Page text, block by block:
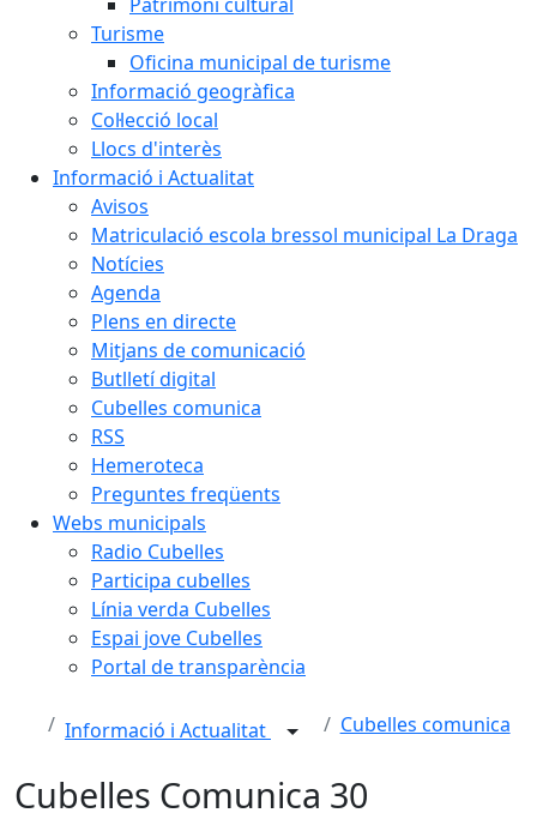
Turisme
Oficina municipal de turisme
Informació geogràfica
Col·lecció local
Llocs d'interès
Informació i Actualitat
Avisos
Matriculació escola bressol municipal La Draga
Notícies
Agenda
Plens en directe
Mitjans de comunicació
Butlletí digital
Cubelles comunica
RSS
Hemeroteca
Preguntes freqüents
Webs municipals
Radio Cubelles
Participa cubelles
Línia verda Cubelles
Espai jove Cubelles
Portal de transparència
Informació i Actualitat Cubelles comunica
Cubelles Comunica 30